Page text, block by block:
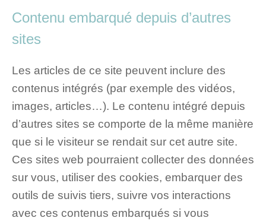
Contenu embarqué depuis d’autres
sites
Les articles de ce site peuvent inclure des
contenus intégrés (par exemple des vidéos,
images, articles…). Le contenu intégré depuis
d’autres sites se comporte de la même manière
que si le visiteur se rendait sur cet autre site.
Ces sites web pourraient collecter des données
sur vous, utiliser des cookies, embarquer des
outils de suivis tiers, suivre vos interactions
avec ces contenus embarqués si vous